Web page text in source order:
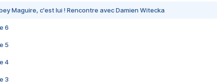
Maguire, c'est lui ! Rencontre avec Damien Witecka
6
5
4
3